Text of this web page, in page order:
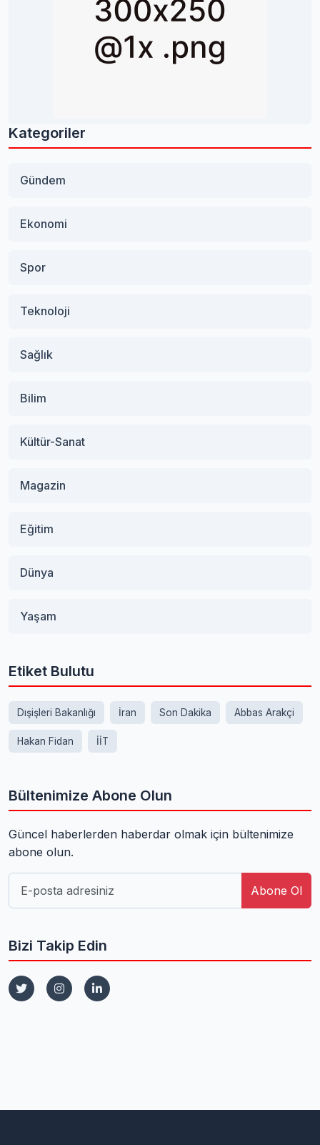
Kategoriler
Gündem
Ekonomi
Spor
Teknoloji
Sağlık
Bilim
Kültür-Sanat
Magazin
Eğitim
Dünya
Yaşam
Etiket Bulutu
Dışişleri Bakanlığı İran Son Dakika Abbas Arakçi
Hakan Fidan İİT
Bültenimize Abone Olun
Güncel haberlerden haberdar olmak için bültenimize
abone olun.
Abone Ol
Bizi Takip Edin